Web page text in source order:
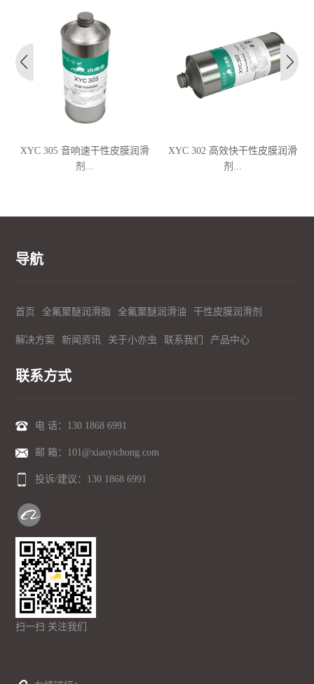
XYC 305 音响速干性皮膜润滑
剂...
XYC 302 高效快干性皮膜润滑
剂...
导航
首页 全氟聚醚润滑脂 全氟聚醚润滑油 干性皮膜润滑剂
解决方案 新闻资讯 关于小亦虫 联系我们 产品中心
联系方式
电 话： 130 1868 6991
邮 箱：101@xiaoyichong.com
投诉/建议： 130 1868 6991
扫一扫 关注我们